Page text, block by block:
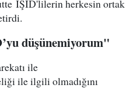
IŞİD'lilerin herkesin ortak
düşünemiyorum"
ile
ile ilgili olmadığını